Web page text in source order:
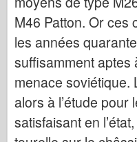
HobbyBoss
IBG modeli
ICM
Italeri
Legenda
Meng Model
M46 Patton. Or ces
les années
suffisamment aptes
menace soviétique.
alors à l’étude pour
satisfaisant en